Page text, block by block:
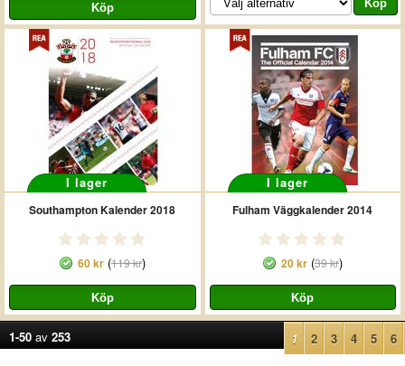
I lager
Southampton Kalender 2018
60 kr(119 kr)
I lager
Fulham Väggkalender 2014
20 kr(39 kr)
1-50 av 253 1 2 3 4 5 6